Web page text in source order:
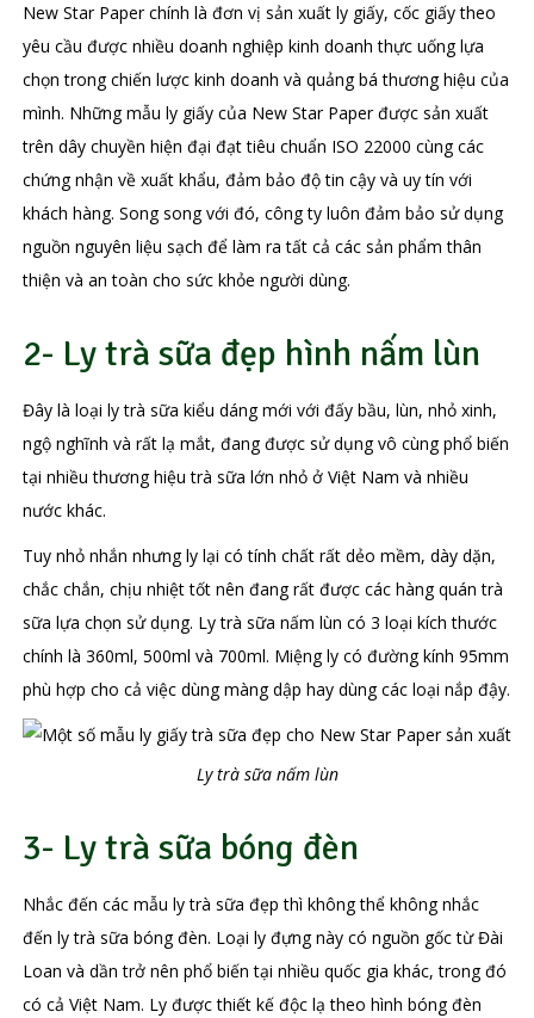
New Star Paper chính là đơn vị sản xuất ly giấy, cốc giấy theo
yêu cầu được nhiều doanh nghiệp kinh doanh thực uống lựa
chọn trong chiến lược kinh doanh và quảng bá thương hiệu của
mình. Những mẫu ly giấy của New Star Paper được sản xuất
trên dây chuyền hiện đại đạt tiêu chuẩn ISO 22000 cùng các
chứng nhận về xuất khẩu, đảm bảo độ tin cậy và uy tín với
khách hàng. Song song với đó, công ty luôn đảm bảo sử dụng
nguồn nguyên liệu sạch để làm ra tất cả các sản phẩm thân
thiện và an toàn cho sức khỏe người dùng.
2- Ly trà sữa đẹp hình nấm lùn
Đây là loại ly trà sữa kiểu dáng mới với đấy bầu, lùn, nhỏ xinh,
ngộ nghĩnh và rất lạ mắt, đang được sử dụng vô cùng phổ biến
tại nhiều thương hiệu trà sữa lớn nhỏ ở Việt Nam và nhiều
nước khác.
Tuy nhỏ nhắn nhưng ly lại có tính chất rất dẻo mềm, dày dặn,
chắc chắn, chịu nhiệt tốt nên đang rất được các hàng quán trà
sữa lựa chọn sử dụng. Ly trà sữa nấm lùn có 3 loại kích thước
chính là 360ml, 500ml và 700ml. Miệng ly có đường kính 95mm
phù hợp cho cả việc dùng màng dập hay dùng các loại nắp đậy.
Ly trà sữa nấm lùn
3- Ly trà sữa bóng đèn
Nhắc đến các mẫu ly trà sữa đẹp thì không thể không nhắc
đến ly trà sữa bóng đèn. Loại ly đựng này có nguồn gốc từ Đài
Loan và dần trở nên phổ biến tại nhiều quốc gia khác, trong đó
có cả Việt Nam. Ly được thiết kế độc lạ theo hình bóng đèn